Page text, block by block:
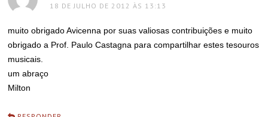
18 DE JULHO DE 2012 ÀS 13:13
muito obrigado Avicenna por suas valiosas contribuições e muito
obrigado a Prof. Paulo Castagna para compartilhar estes tesouros
musicais.
um abraço
Milton